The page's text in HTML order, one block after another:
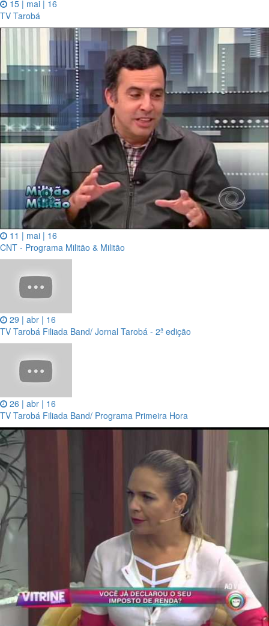
15 | mai | 16
TV Tarobá
11 | mai | 16
CNT - Programa Militão & Militão
29 | abr | 16
TV Tarobá Filiada Band/ Jornal Tarobá - 2ª edição
26 | abr | 16
TV Tarobá Filiada Band/ Programa Primeira Hora